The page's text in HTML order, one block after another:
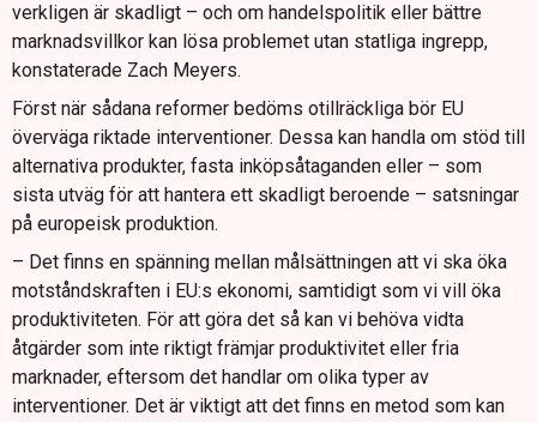
verkligen är skadligt – och om handelspolitik eller bättre
marknadsvillkor kan lösa problemet utan statliga ingrepp,
konstaterade Zach Meyers.
Först när sådana reformer bedöms otillräckliga bör EU
överväga riktade interventioner. Dessa kan handla om stöd till
alternativa produkter, fasta inköpsåtaganden eller – som
sista utväg för att hantera ett skadligt beroende – satsningar
på europeisk produktion.
– Det finns en spänning mellan målsättningen att vi ska öka
motståndskraften i EU:s ekonomi, samtidigt som vi vill öka
produktiviteten. För att göra det så kan vi behöva vidta
åtgärder som inte riktigt främjar produktivitet eller fria
marknader, eftersom det handlar om olika typer av
interventioner. Det är viktigt att det finns en metod som kan